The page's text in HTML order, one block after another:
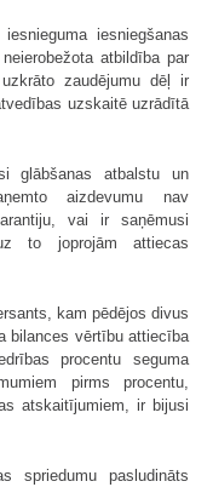
iesniegšanas
atbildība par
uzkrāto zaudējumu dēļ ir
uzskaitē uzrādītā
glābšanas atbalstu un
aizdevumu nav
vai ir saņēmusi
to joprojām attiecas
kam pēdējos divus
bilances vērtību attiecība
procentu seguma
pirms procentu,
atskaitījumiem, ir bijusi
spriedumu pasludināts